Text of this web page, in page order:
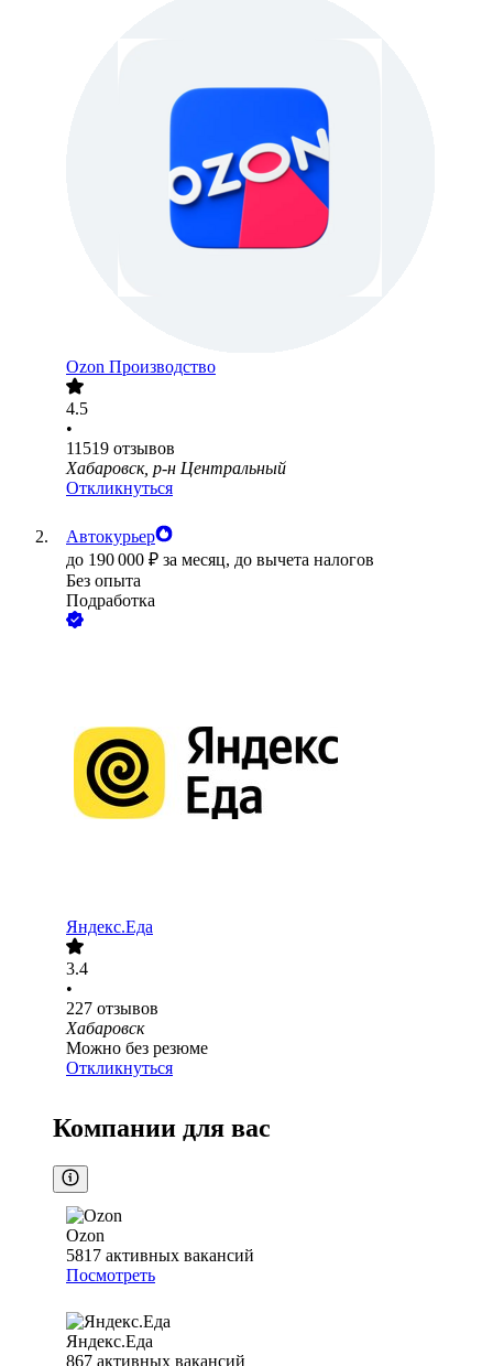
Ozon Производство
4.5
•
11519 отзывов
Хабаровск, р-н Центральный
Откликнуться
Автокурьер
до 190 000 ₽ за месяц, до вычета налогов
Без опыта
Подработка
Яндекс.Еда
3.4
•
227 отзывов
Хабаровск
Можно без резюме
Откликнуться
Компании для вас
Ozon
5817 активных вакансий
Посмотреть
Яндекс.Еда
867 активных вакансий